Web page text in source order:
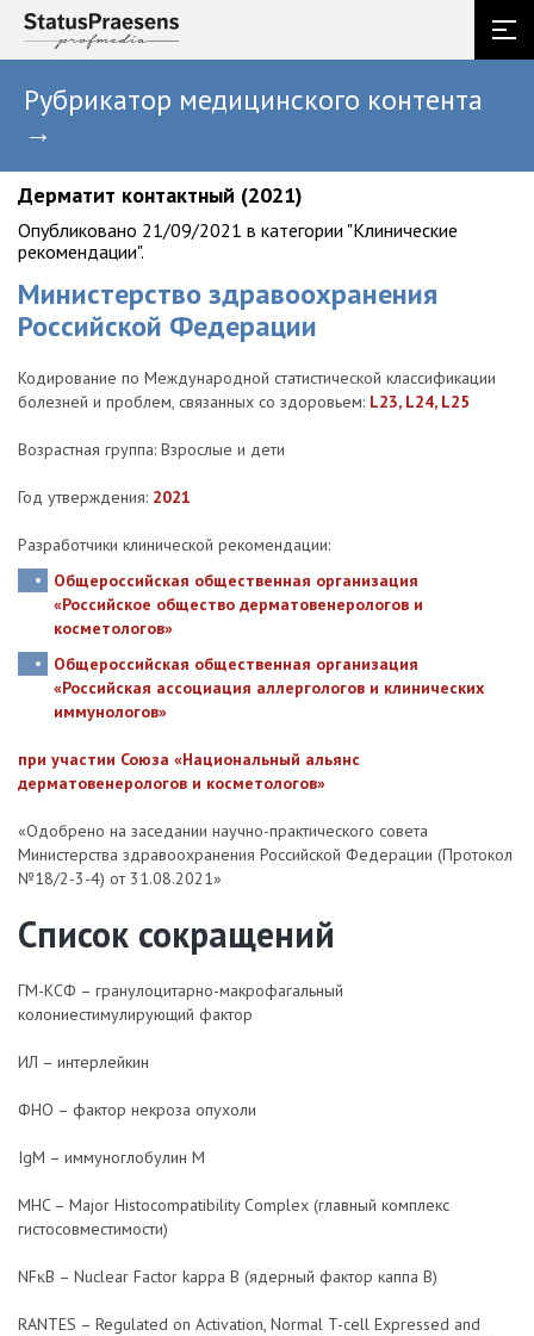
Рубрикатор медицинского контента
→
Дерматит контактный (2021)
Опубликовано 21/09/2021 в категории "Клинические
рекомендации".
Министерство здравоохранения
Российской Федерации
Кодирование по Международной статистической классификации
болезней и проблем, связанных со здоровьем: L23, L24, L25
Возрастная группа: Взрослые и дети
Год утверждения: 2021
Разработчики клинической рекомендации:
Общероссийская общественная организация
«Российское общество дерматовенерологов и
косметологов»
Общероссийская общественная организация
«Российская ассоциация аллергологов и клинических
иммунологов»
при участии Союза «Национальный альянс
дерматовенерологов и косметологов»
«Одобрено на заседании научно-практического совета
Министерства здравоохранения Российской Федерации (Протокол
№18/2-3-4) от 31.08.2021»
Список сокращений
ГМ-КСФ – гранулоцитарно-макрофагальный
колониестимулирующий фактор
ИЛ – интерлейкин
ФНО – фактор некроза опухоли
IgM – иммуноглобулин M
MHC – Major Histocompatibility Complex (главный комплекс
гистосовместимости)
NFκB – Nuclear Factor kappa B (ядерный фактор каппа В)
RANTES – Regulated on Activation, Normal T-cell Expressed and